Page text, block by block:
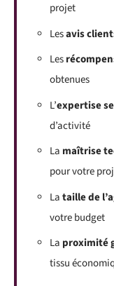
projet
Lesavis
Les
obtenues
L’expertise
d’activité
La maîtrise
pour votre
Lataille de
votre budget
La proximité
tissu